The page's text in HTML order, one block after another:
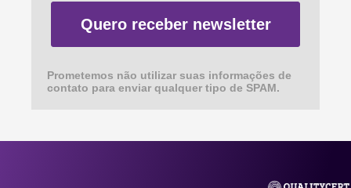
Quero receber newsletter
Prometemos não utilizar suas informações de
contato para enviar qualquer tipo de SPAM.